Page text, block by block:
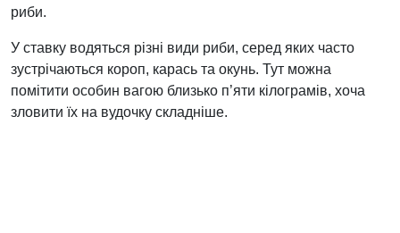
риби.
У ставку водяться різні види риби, серед яких часто
зустрічаються короп, карась та окунь. Тут можна
помітити особин вагою близько п’яти кілограмів, хоча
зловити їх на вудочку складніше.